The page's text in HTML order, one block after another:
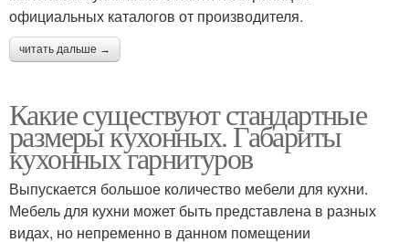
официальных каталогов от производителя.
читать дальше →
Какие существуют стандартные
размеры кухонных. Габариты
кухонных гарнитуров
Выпускается большое количество мебели для кухни.
Мебель для кухни может быть представлена в разных
видах, но непременно в данном помещении